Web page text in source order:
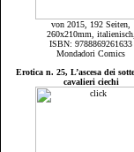
von 2015, 192 Seiten,
260x210mm, italienisch,
ISBN: 9788869261633
Mondadori Comics
Erotica n. 25, L’ascesa dei
cavalieri ciechi